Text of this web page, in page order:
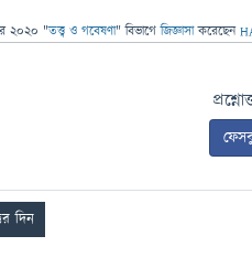
2020 "তত্ত্ব ও গবেষণা" বিভাগে জিজ্ঞাসাকরেছেন